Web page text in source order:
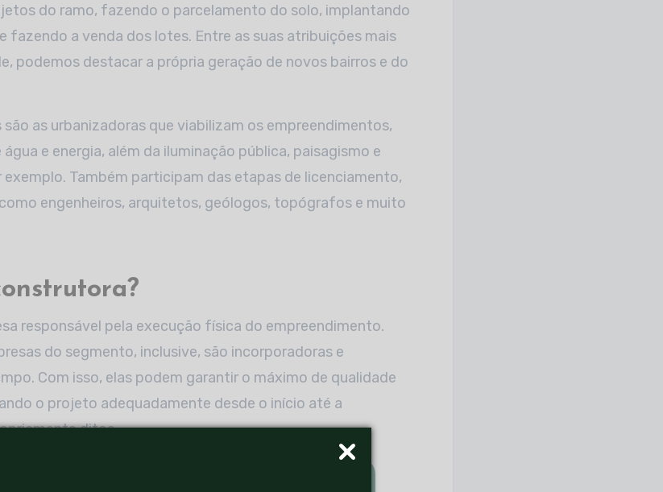
do ramo, fazendo o parcelamento do solo, implantando
fazendo a venda dos lotes. Entre as suas atribuições mais
podemos destacar a própria geração de novos bairros e do
as urbanizadoras que viabilizam os empreendimentos,
e energia, além da iluminação pública, paisagismo e
Também participam das etapas de licenciamento,
engenheiros, arquitetos, geólogos, topógrafos e muito
responsável pela execução física do empreendimento.
do segmento, inclusive, são incorporadoras e
Com isso, elas podem garantir o máximo de qualidade
o projeto adequadamente desde o início até a
ditos.